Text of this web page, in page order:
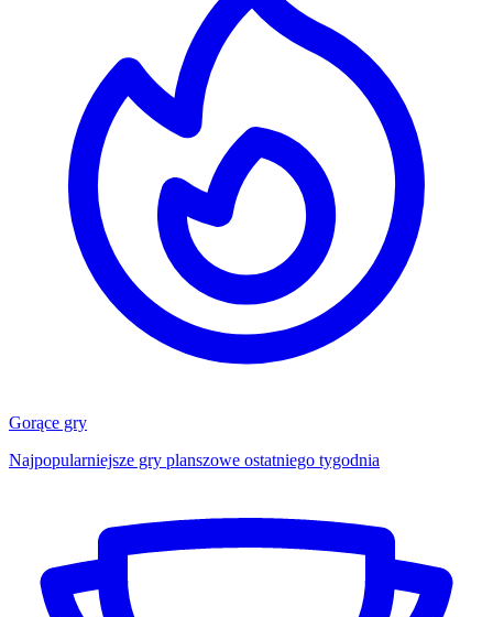
Gorące gry
Najpopularniejsze gry planszowe ostatniego tygodnia